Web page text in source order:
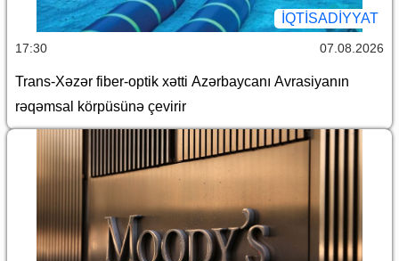
İQTİSADİYYAT
17:30 07.08.2026
Trans-Xəzər fiber-optik xətti Azərbaycanı Avrasiyanın
rəqəmsal körpüsünə çevirir